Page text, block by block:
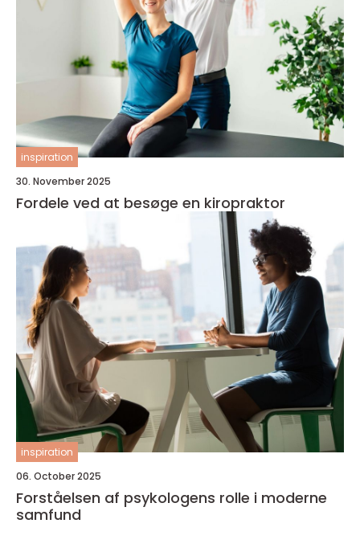
inspiration
30. November 2025
Fordele ved at besøge en kiropraktor
inspiration
06. October 2025
Forståelsen af psykologens rolle i moderne
samfund